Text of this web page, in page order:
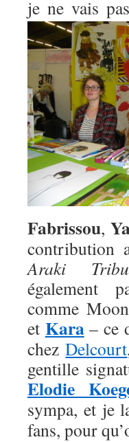
je ne vais
Fabrissou,
contribution
Araki
également
comme
et Kara– ce
chezDelcourt
gentille
Elodie
sympa, et je
fans, pour